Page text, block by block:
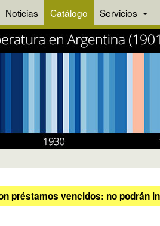
Noticias Catálogo Servicios
préstamos vencidos: no podrán